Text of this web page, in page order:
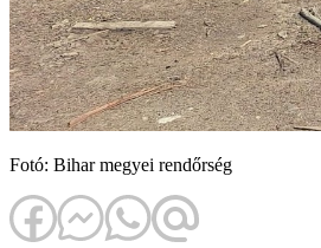
Fotó: Bihar megyei rendőrség